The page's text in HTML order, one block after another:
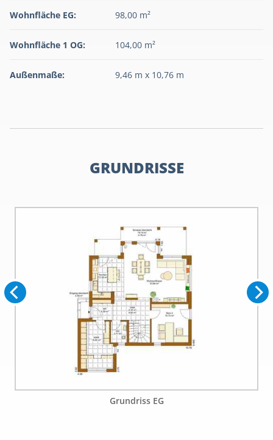
Wohnfläche EG: 98,00 m²
Wohnfläche 1 OG: 104,00 m²
Außenmaße: 9,46 m x 10,76 m
GRUNDRISSE
Grundriss EG